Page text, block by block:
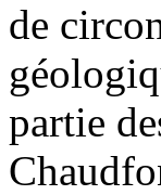
de
partie